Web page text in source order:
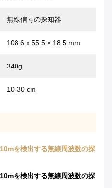
無線信号の探知器
108.6 x 55.5 × 18.5 mm
340g
10-30 cm
を検出する無線周波数の探
を検出する無線周波数の探